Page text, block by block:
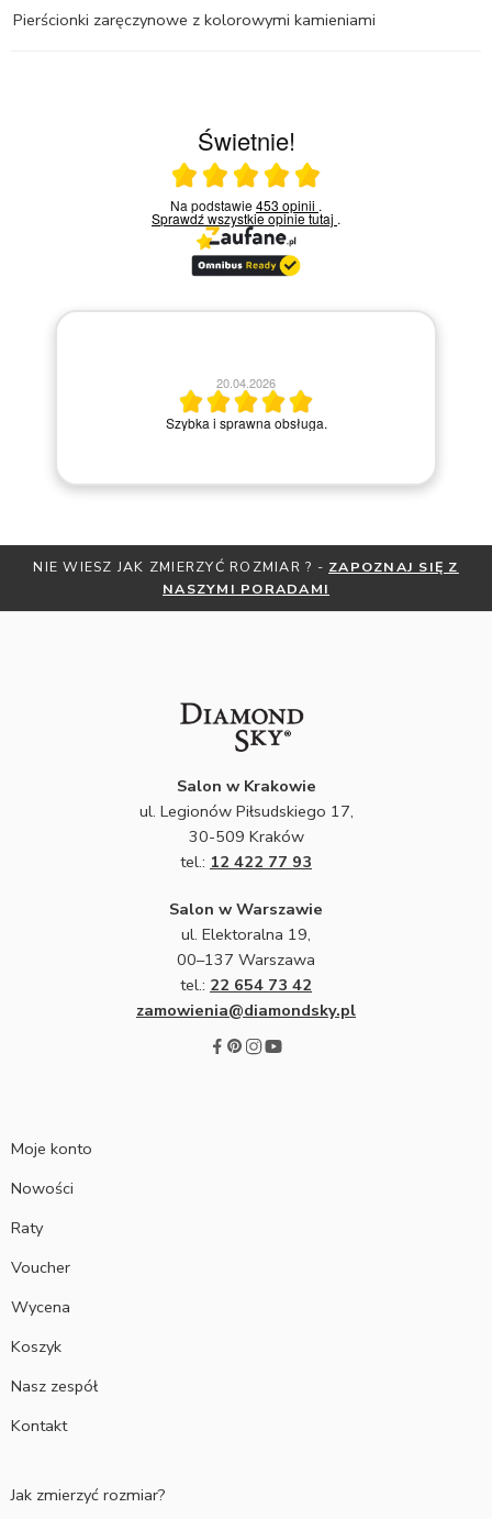
Pierścionki zaręczynowe z kolorowymi kamieniami
Świetnie!
Ocena średnia 5 na 5
Na podstawie453 opinii .
Sprawdź wszystkie opinietutaj .
Miły kontakt telefoniczny z
kroku prowadziła przez
SIĘ Z
OTRZYMAJ BEZPŁATNĄ MIARKĘ JUBILERSKĄ
ZNIŻKIZAPISZ SIĘ DO
Salon w Krakowie
ul. Legionów Piłsudskiego 17,
30-509 Kraków
tel.: 12 422 77 93
Salon w Warszawie
ul. Elektoralna 19,
00–137 Warszawa
tel.: 22 654 73 42
zamowienia@diamondsky.pl
Moje konto
Nowości
Raty
Voucher
Wycena
Koszyk
Nasz zespół
Kontakt
Jak zmierzyć rozmiar?